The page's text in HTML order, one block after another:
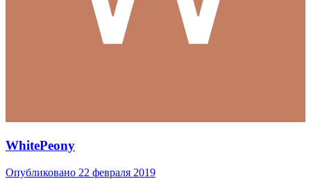
WhitePeony
Опубликовано 22 февраля 2019